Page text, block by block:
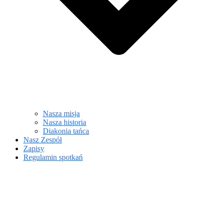
Nasza misja
Nasza historia
Diakonia tańca
Nasz Zespół
Zapisy
Regulamin spotkań